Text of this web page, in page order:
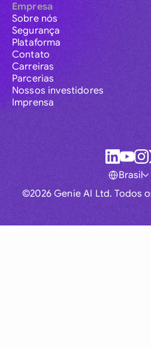
Empresa
Sobre nós
Segurança
Plataforma
Contato
Carreiras
Parcerias
Nossos investidores
Imprensa
©2026 Genie AI Ltd. Todos
Brasil
Global